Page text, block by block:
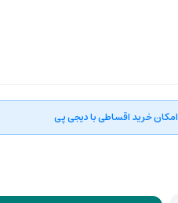
امکان خرید اقساطی با دیجی پی